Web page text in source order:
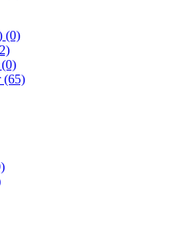
(0)
(0)
(65)